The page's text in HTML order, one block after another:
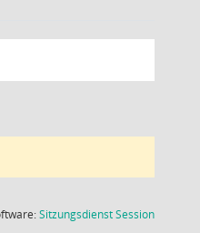
SitzungsdienstSession(Wird in